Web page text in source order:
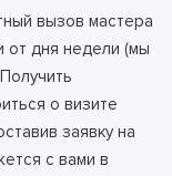
вызов мастера
от дня недели (мы
о визите
заявку на
с вами в